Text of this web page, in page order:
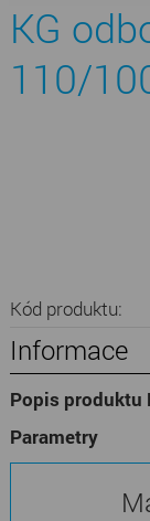
KG
110/
Kód produktu:
Informace
Popis produktu
Parametry